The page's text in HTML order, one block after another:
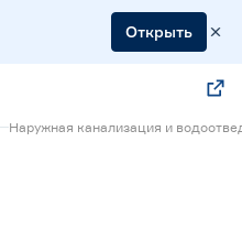
Открыть
Наружная канализация и